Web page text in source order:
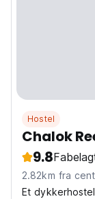
Hostel
Chalok
9.8
2.82km fra
Et